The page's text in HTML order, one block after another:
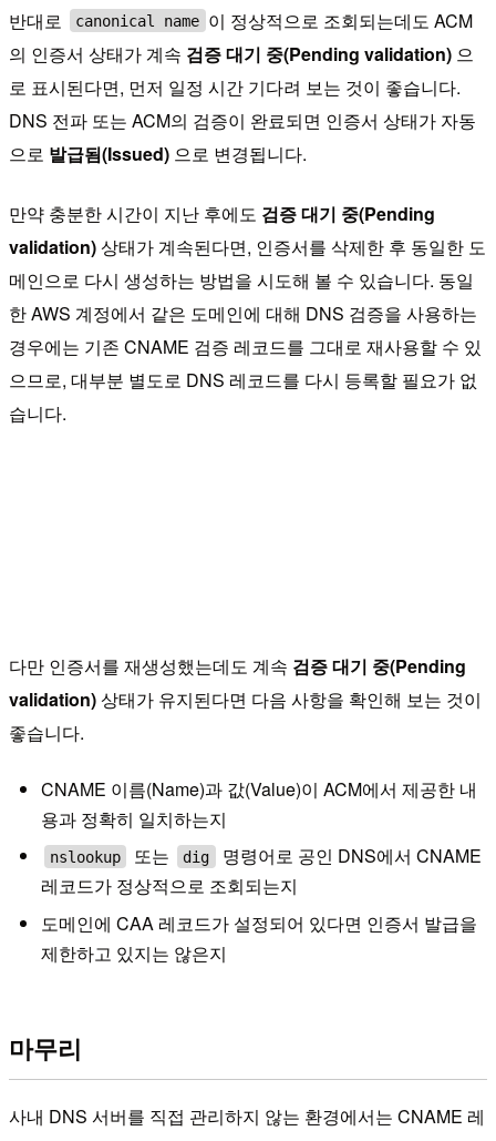
반대로 canonical name 이 정상적으로 조회되는데도 ACM
의 인증서 상태가 계속 검증 대기 중(Pending validation) 으
로 표시된다면, 먼저 일정 시간 기다려 보는 것이 좋습니다.
DNS 전파 또는 ACM의 검증이 완료되면 인증서 상태가 자동
으로 발급됨(Issued) 으로 변경됩니다.
만약 충분한 시간이 지난 후에도 검증 대기 중(Pending
validation)상태가 계속된다면, 인증서를 삭제한 후 동일한 도
메인으로 다시 생성하는 방법을 시도해 볼 수 있습니다. 동일
한 AWS 계정에서 같은 도메인에 대해 DNS 검증을 사용하는
경우에는 기존 CNAME 검증 레코드를 그대로 재사용할 수 있
으므로, 대부분 별도로 DNS 레코드를 다시 등록할 필요가 없
습니다.
다만 인증서를 재생성했는데도 계속 검증 대기 중(Pending
validation)상태가 유지된다면 다음 사항을 확인해 보는 것이
좋습니다.
CNAME 이름(Name)과 값(Value)이 ACM에서 제공한 내
용과 정확히 일치하는지
nslookup 또는 dig
명령어로 공인 DNS에서 CNAME
레코드가 정상적으로 조회되는지
도메인에 CAA 레코드가 설정되어 있다면 인증서 발급을
제한하고 있지는 않은지
마무리
사내 DNS 서버를 직접 관리하지 않는 환경에서는 CNAME 레